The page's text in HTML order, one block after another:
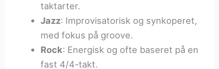
taktarter.
Jazz: Improvisatorisk og synkoperet,
med fokus på groove.
Rock: Energisk og ofte baseret på en
fast 4/4-takt.